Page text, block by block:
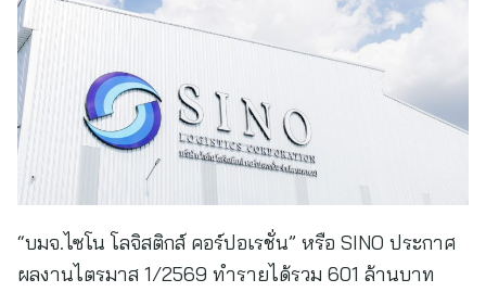
“บมจ.ไซโน โลจิสติกส์ คอร์ปอเรชั่น” หรือ SINO ประกาศ
ผลงานไตรมาส 1/2569 ทำรายได้รวม 601 ล้านบาท